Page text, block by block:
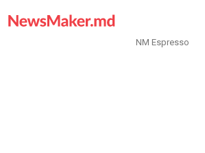
NM Espresso